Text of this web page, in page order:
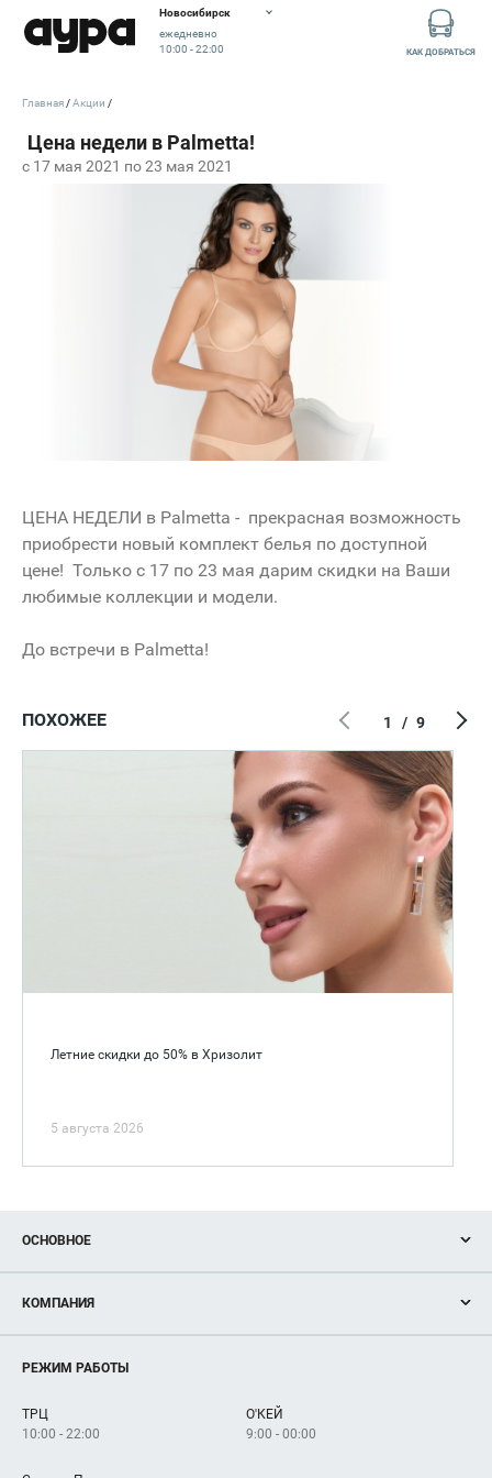
Новосибирск
ежедневно
10:00 - 22:00
КАК ДОБРАТЬСЯ
c 17 мая 2021 по 23 мая 2021
Главная Акции
ЦЕНА НЕДЕЛИ в Palmetta - прекрасная возможность
приобрести новый комплект белья по доступной
цене! Только с 17 по 23 мая дарим скидки на Ваши
любимые коллекции и модели.
До встречи в Palmetta!
ПОХОЖЕЕ
Летние скидки до 50% в Хризолит
5 августа 2026
1 / 9
ОСНОВНОЕ
Новости
Магазины
Услуги
КОМПАНИЯ
Рекламодателям
Как добраться
РЕЖИМ РАБОТЫ
ТРЦ
10:00 - 22:00
О'КЕЙ
9:00 - 00:00